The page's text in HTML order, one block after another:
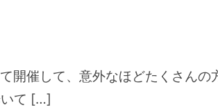
催して、意外なほどたくさんの
いて […]